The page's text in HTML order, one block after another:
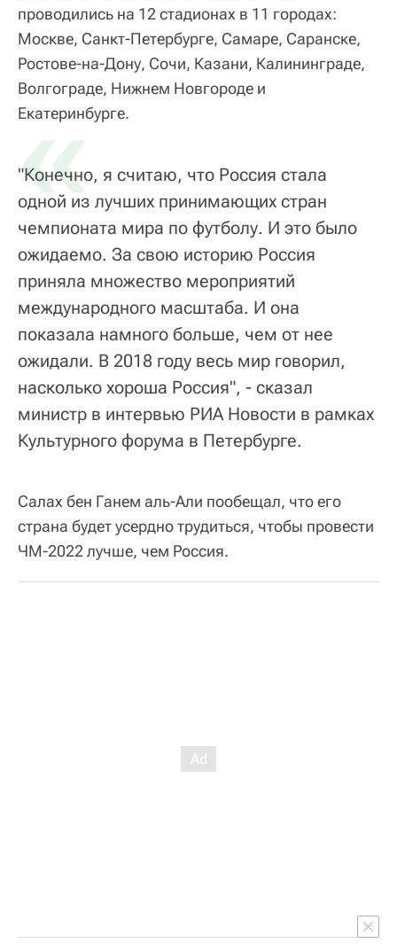
проводились на 12 стадионах в 11 городах:
Москве, Санкт-Петербурге, Самаре, Саранске,
Ростове-на-Дону, Сочи, Казани, Калининграде,
Волгограде, Нижнем Новгороде и
Екатеринбурге.
«
"Конечно, я считаю, что Россия стала
одной из лучших принимающих стран
чемпионата мира по футболу. И это было
ожидаемо. За свою историю Россия
приняла множество мероприятий
международного масштаба. И она
показала намного больше, чем от нее
ожидали. В 2018 году весь мир говорил,
насколько хороша Россия", - сказал
министр в интервью РИА Новости в рамках
Культурного форума в Петербурге.
Салах бен Ганем аль-Али пообещал, что его
страна будет усердно трудиться, чтобы провести
ЧМ-2022 лучше, чем Россия.